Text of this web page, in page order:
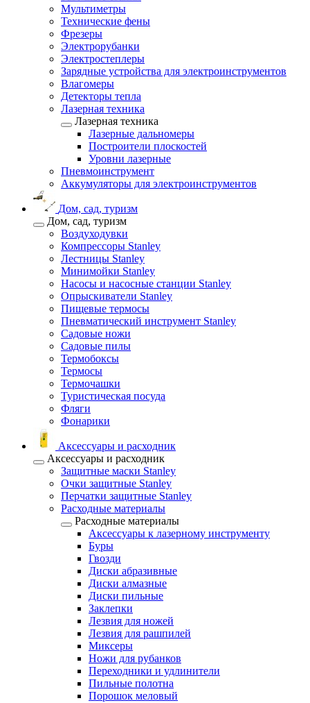
Мультиметры
Технические фены
Фрезеры
Электрорубанки
Электростеплеры
Зарядные устройства для электроинструментов
Влагомеры
Детекторы тепла
Лазерная техника
Лазерная техника
Лазерные дальномеры
Построители плоскостей
Уровни лазерные
Пневмоинструмент
Аккумуляторы для электроинструментов
Дом, сад, туризм
Дом, сад, туризм
Воздуходувки
Компрессоры Stanley
Лестницы Stanley
Минимойки Stanley
Насосы и насосные станции Stanley
Опрыскиватели Stanley
Пищевые термосы
Пневматический инструмент Stanley
Садовые ножи
Садовые пилы
Термобоксы
Термосы
Термочашки
Туристическая посуда
Фляги
Фонарики
Аксессуары и расходник
Аксессуары и расходник
Защитные маски Stanley
Очки защитные Stanley
Перчатки защитные Stanley
Расходные материалы
Расходные материалы
Аксессуары к лазерному инструменту
Буры
Гвозди
Диски абразивные
Диски алмазные
Диски пильные
Заклепки
Лезвия для ножей
Лезвия для рашпилей
Миксеры
Ножи для рубанков
Переходники и удлинители
Пильные полотна
Порошок меловый